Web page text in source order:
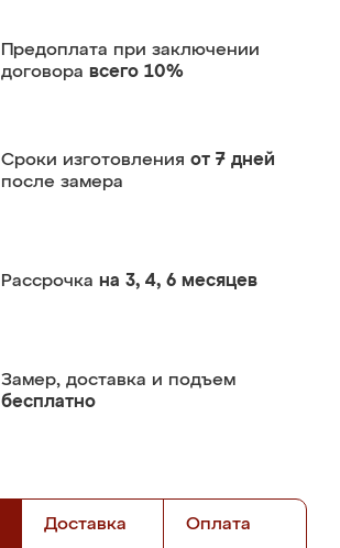
Предоплата при заключении
договора всего 10%
Сроки изготовления от 7 дней
после замера
Рассрочка на 3, 4, 6 месяцев
Замер, доставка и подъем
бесплатно
Доставка Оплата